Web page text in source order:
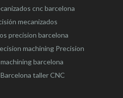
cnc barcelona
mecanizados
precision barcelona
machining Precision
barcelona
taller CNC